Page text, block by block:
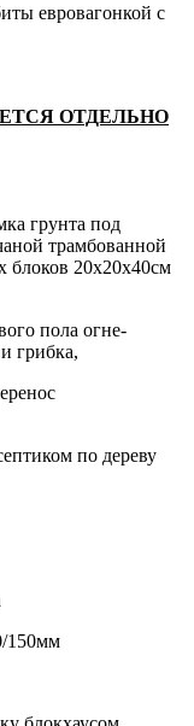
евровагонкой с
ОТДЕЛЬНО
грунта под
трамбованной
20х20х40см
пола огне-
грибка,
по дереву
150мм